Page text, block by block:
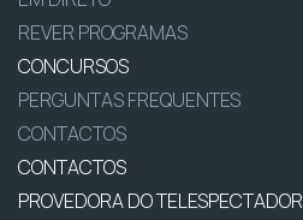
REVER PROGRAMAS
CONCURSOS
PERGUNTAS FREQUENTES
CONTACTOS
CONTACTOS
PROVEDORA DO TELESPECTADOR